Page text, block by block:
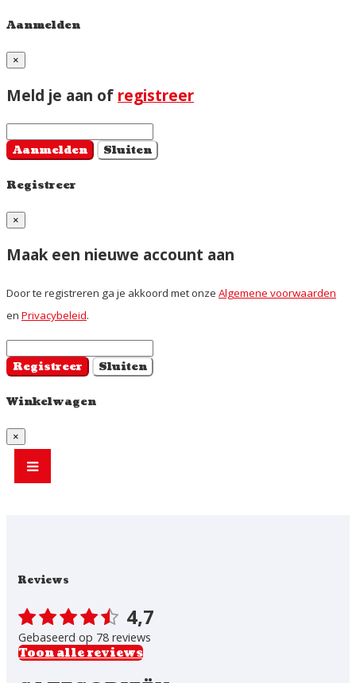
Aanmelden
×
Meld je aan of registreer
Aanmelden Sluiten
Registreer
×
Maak een nieuwe account aan
Door te registreren ga je akkoord met onze Algemene voorwaarden
en Privacybeleid.
Registreer Sluiten
Winkelwagen
×
Reviews
4,7
Gebaseerd op 78 reviews
Toon alle reviews